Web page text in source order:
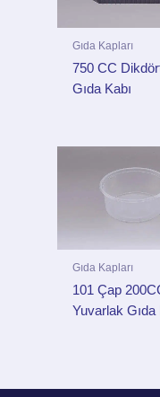
Gıda Kapları
750 CC
Gıda Kabı
Gıda Kapları
101 Çap
Yuvarlak Gıda